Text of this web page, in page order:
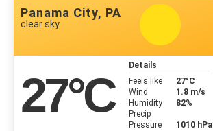
Panama City, PA
clear sky
27°C
Details
Feels like
27°C
Wind
1.8 m/s
Humidity
82%
Precip
Pressure
1010 hPa